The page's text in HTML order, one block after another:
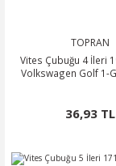
TOPRAN
Vites Çubuğu 4 İleri
Volkswagen Golf 1-
36,93 TL